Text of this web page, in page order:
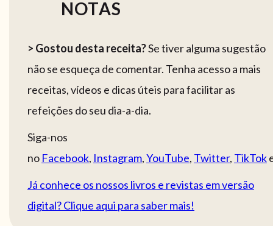
NOTAS
> Gostou desta receita?Se tiver alguma sugestão
não se esqueça de comentar. Tenha acesso a mais
receitas, vídeos e dicas úteis para facilitar as
refeições do seu dia-a-dia.
Siga-nos
no Facebook, Instagram,YouTube, Twitter, TikTok
Já conhece os nossos livros e revistas em versão
digital? Clique aqui para saber mais!